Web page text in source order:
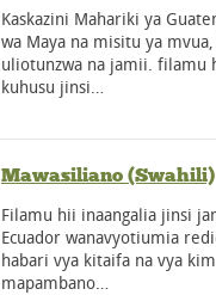
Kaskazini Mahariki ya
wa Maya na misitu ya
uliotunzwa na jamii. filamu
kuhusu jinsi…
Mawasiliano (Swahili)
Filamu hii inaangalia jinsi
Ecuador wanavyotiumia
habari vya kitaifa na vya
mapambano…